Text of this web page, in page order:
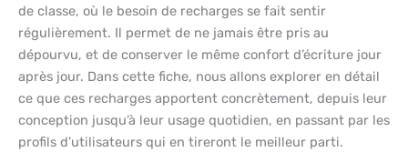
de classe, où le besoin de recharges se fait sentir
régulièrement. Il permet de ne jamais être pris au
dépourvu, et de conserver le même confort d’écriture jour
après jour. Dans cette fiche, nous allons explorer en détail
ce que ces recharges apportent concrètement, depuis leur
conception jusqu’à leur usage quotidien, en passant par les
profils d’utilisateurs qui en tireront le meilleur parti.